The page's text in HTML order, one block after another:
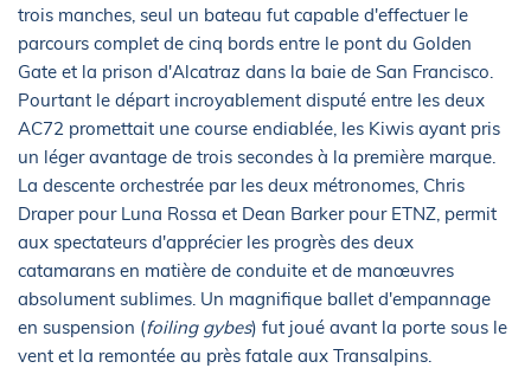
trois manches, seul un bateau fut capable d'effectuer le
parcours complet de cinq bords entre le pont du Golden
Gate et la prison d'Alcatraz dans la baie de San Francisco.
Pourtant le départ incroyablement disputé entre les deux
AC72 promettait une course endiablée, les Kiwis ayant pris
un léger avantage de trois secondes à la première marque.
La descente orchestrée par les deux métronomes, Chris
Draper pour Luna Rossa et Dean Barker pour ETNZ, permit
aux spectateurs d'apprécier les progrès des deux
catamarans en matière de conduite et de manœuvres
absolument sublimes. Un magnifique ballet d'empannage
en suspension (foiling gybes) fut joué avant la porte sous le
vent et la remontée au près fatale aux Transalpins.